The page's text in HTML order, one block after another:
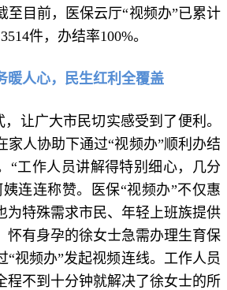
至目前，医保云厅“视频办”已累计
件，办结率100%。
暖人心，民生红利全覆盖
让广大市民切实感受到了便利。
家人协助下通过“视频办”顺利办结
“工作人员讲解得特别细心，几分
连连称赞。医保“视频办”不仅惠
为特殊需求市民、年轻上班族提供
怀有身孕的徐女士急需办理生育保
“视频办”发起视频连线。工作人员
程不到十分钟就解决了徐女士的所